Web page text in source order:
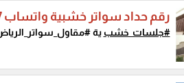
رقم حداد سواتر خشبية واتساب 0538402607 الرياض
#جلسات_خشب ية #مقاول_سواتر_الرياض